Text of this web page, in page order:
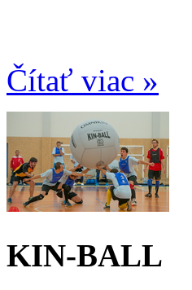
Čítať viac »
KIN-BALL